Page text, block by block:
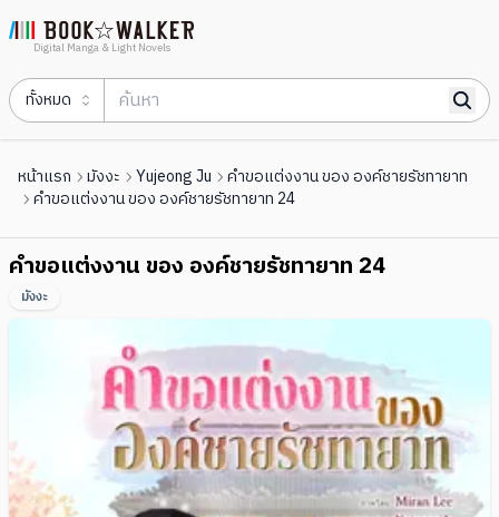
Digital Manga & Light Novels
ทั้งหมด
หน้าแรก มังงะ Yujeong Ju
คำขอแต่งงาน ของ องค์ชายรัชทายาท
คำขอแต่งงาน ของ องค์ชายรัชทายาท 24
คำขอแต่งงาน ของ องค์ชายรัชทายาท 24
มังงะ